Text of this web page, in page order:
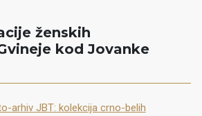
ženskih
kod Jovanke
arhiv JBT: kolekcija crno-belih